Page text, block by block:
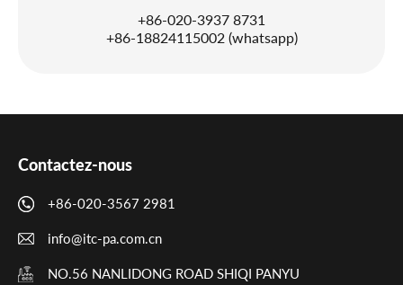
+86-020-3937 8731
+86-18824115002 (whatsapp)
Contactez-nous
+86-020-3567 2981
info@itc-pa.com.cn
NO.56 NANLIDONG ROAD SHIQI PANYU